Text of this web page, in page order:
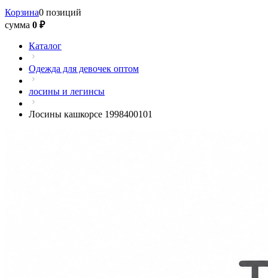
Корзина0 позиций
сумма 0 ₽
Каталог
Одежда для девочек оптом
лосины и легинсы
Лосины кашкорсе 1998400101